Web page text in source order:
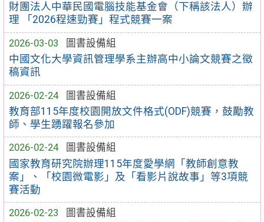
財團法人中華民國電腦技能基金會（下稱該法人）辦
理 「2026程速勁賽」程式競賽一案
2026-03-03
圖書設備組
中國文化大學資訊管理學系主辦高中小論文競賽之徵
稿資訊
2026-02-24
圖書設備組
教育部115年度校園開放文件格式(ODF)競賽，鼓勵教
師、學生踴躍報名參加
2026-02-24
圖書設備組
國家教育研究院辦理115年度愛學網「教師創意教
案」、「校園微電影」及「看影片說故事」等3項競
賽活動
2026-02-23
圖書設備組